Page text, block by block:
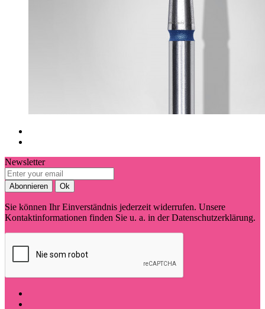
Newsletter
Sie können Ihr Einverständnis jederzeit widerrufen. Unsere
Kontaktinformationen finden Sie u. a. in der Datenschutzerklärung.